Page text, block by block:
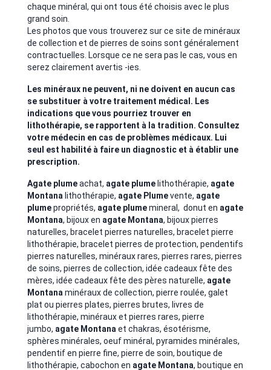
chaque minéral, qui ont tous été choisis avec le plus
grand soin.
Les photos que vous trouverez sur ce site de minéraux
de collection et de pierres de soins sont généralement
contractuelles. Lorsque ce ne sera pas le cas, vous en
serez clairement avertis -ies.
Les minéraux ne peuvent, ni ne doivent en aucun cas
se substituer à votre traitement médical. Les
indications que vous pourriez trouver en
lithothérapie, se rapportent à la tradition. Consultez
votre médecin en cas de problèmes médicaux. Lui
seul est habilité à faire un diagnostic et à établir une
prescription.
Agate plumeachat, agate plume lithothérapie, agate
Montana lithothérapie, agate Plumevente, agate
plumepropriétés, agate plumemineral, donut en agate
Montana, bijoux en agate Montana, bijoux pierres
naturelles, bracelet pierres naturelles, bracelet pierre
lithothérapie, bracelet pierres de protection, pendentifs
pierres naturelles, minéraux rares, pierres rares, pierres
de soins, pierres de collection, idée cadeaux fête des
mères, idée cadeaux fête des pères naturelle, agate
Montana minéraux de collection, pierre roulée, galet
plat ou pierres plates, pierres brutes, livres de
lithothérapie, minéraux et pierres rares, pierre
jumbo, agate Montana et chakras, ésotérisme,
sphères minérales, oeuf minéral, pyramides minérales,
pendentif en pierre fine, pierre de soin, boutique de
lithothérapie, cabochon en agate Montana, boutique en